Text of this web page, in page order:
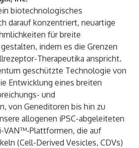
biotechnologisches
darauf konzentriert, neuartige
für breite
indem es die Grenzen
Therapeutika anspricht.
geschützte Technologie von
Entwicklung eines breiten
und
von Geneditoren bis hin zu
allogenen iPSC-abgeleiteten
VAN™-Plattformen, die auf
(Cell-Derived Vesicles, CDVs)